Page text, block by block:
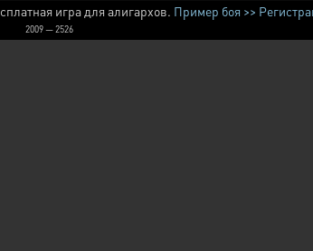
игра для алигархов. Пример боя >>
2009 — 2526